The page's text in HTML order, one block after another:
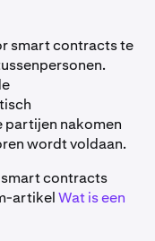
smart contracts te
nakomen
wordt voldaan.
smart contracts
artikelWat is een